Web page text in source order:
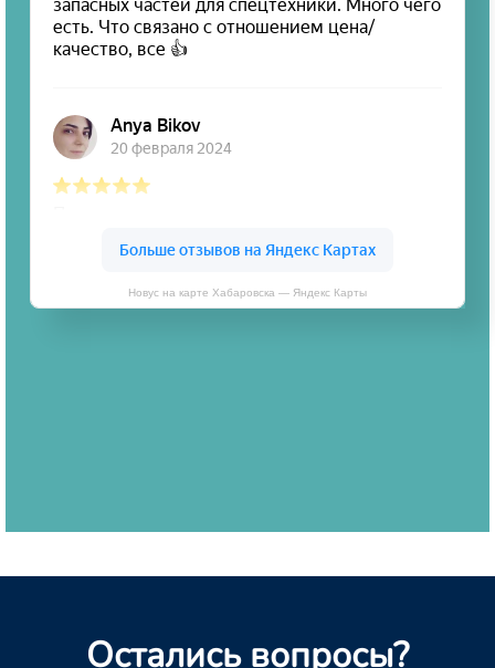
Новус на карте Хабаровска — Яндекс Карты
Остались вопросы?